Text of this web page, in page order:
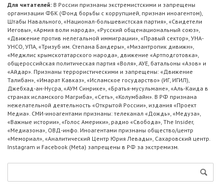
Для читателей: В России признаны экстремистскими и запрещены
организации ФБК (Фонд борьбы с коррупцией, признан иноагентом),
Штабы Навального, «Национал-большевистская партия», «Свидетели
Иеговы», «Армия воли народа», «Русский общенациональный союз»,
«Движение против нелегальной иммиграции», «Правый сектор», УНА-
УНСО, УПА, «Тризуб им. Степана Бандеры», «Мизантропик дивижн»,
«Меджлис крымскотатарского народа», движение «Артподготовка»,
общероссийская политическая партия «Воля», АУЕ, батальоны «Азов» и
«Айдар». Признаны террористическими и запрещены: «Движение
Талибан», «Имарат Кавказ», «Исламское государство» (ИГ, ИГИЛ),
Джебхад-ан-Нусра, «АУМ Синрике», «Братья-мусульмане», «Аль-Каида в
странах исламского Магриба», «Сеть», «Колумбайн». В РФ признана
нежелательной деятельность «Открытой России», издания «Проект
Медиа». СМИ-иноагентами признаны: телеканал «Дождь», «Медуза»,
«Важные истории», «Голос Америки», радио «Свобода», The Insider,
«Медиазона», ОВД-инфо. Иноагентами признаны общество/центр
«Мемориал», «Аналитический Центр Юрия Левады», Сахаровский центр.
Instagram и Facebook (Metа) запрещены в РФ за экстремизм.